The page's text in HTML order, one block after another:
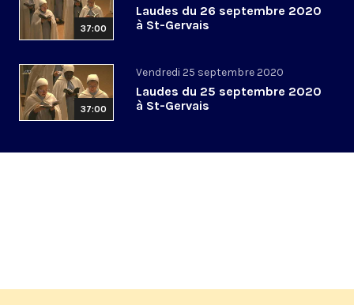
37:00
Laudes du 26 septembre 2020
à St-Gervais
37:00
Vendredi 25 septembre 2020
Laudes du 25 septembre 2020
à St-Gervais